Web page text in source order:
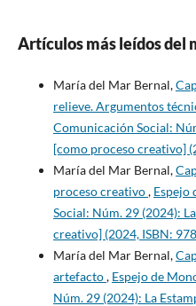
Artículos más leídos del
María del Mar Bernal,
relieve. Argumentos
Comunicación Social:
[como proceso creativo]
María del Mar Bernal,
proceso creativo, Espejo
Social: Núm. 29 (2024):
creativo] (2024, ISBN:
María del Mar Bernal,
artefacto, Espejo de
Núm. 29 (2024): La